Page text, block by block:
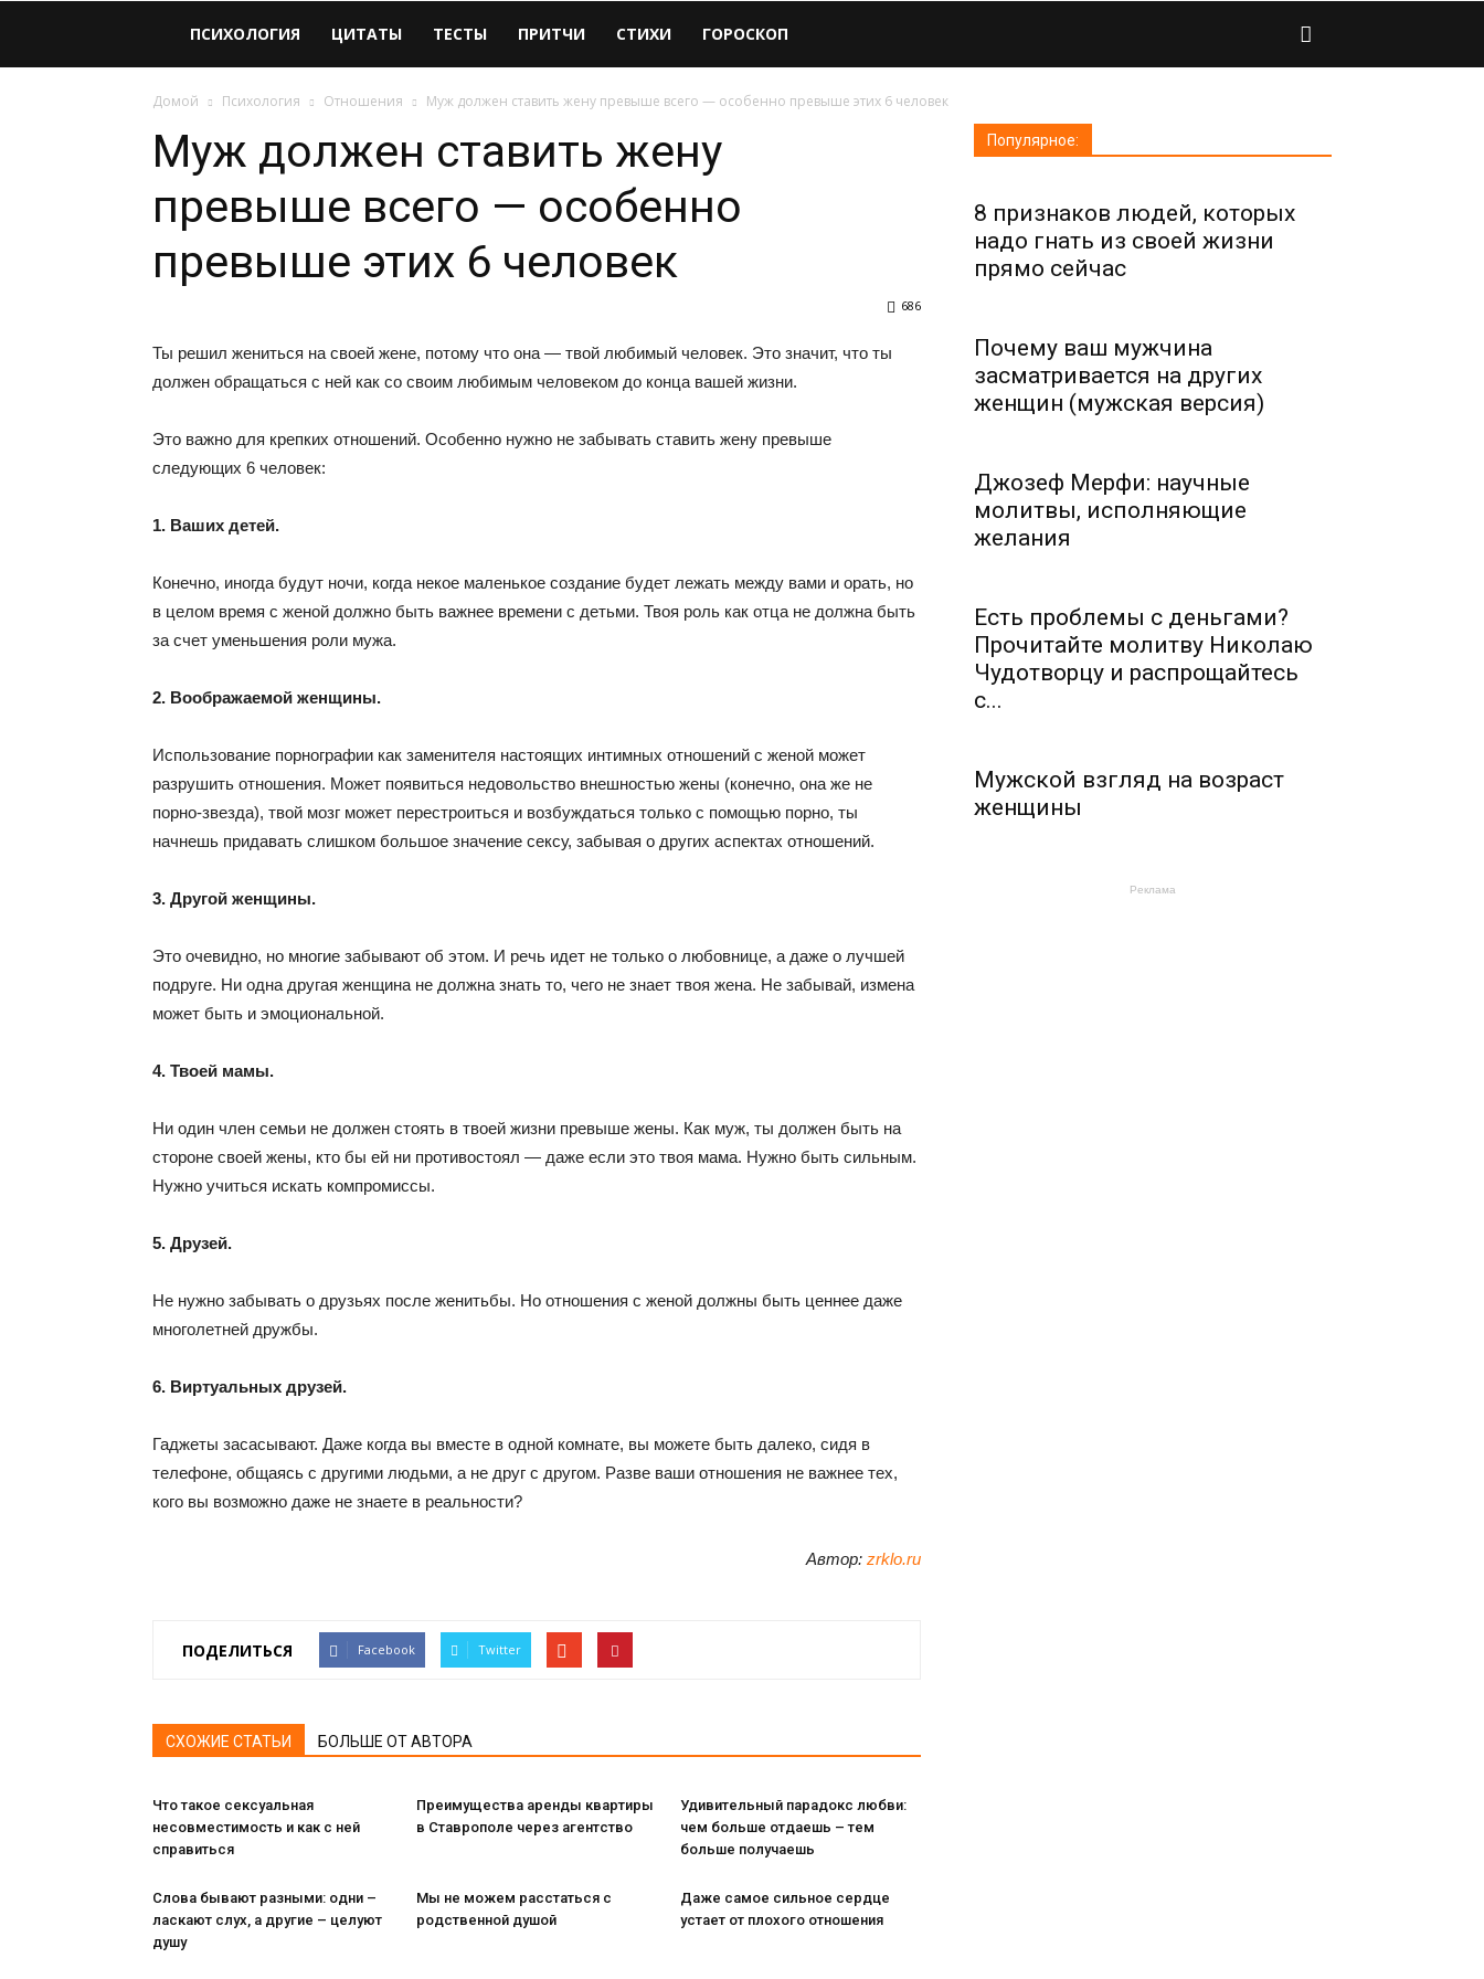
Виолайф
ПСИХОЛОГИЯ ЦИТАТЫ ТЕСТЫ ПРИТЧИ СТИХИ ГОРОСКОП
Домой Психология Отношения Муж должен ставить жену превыше всего — особенно превыше этих 6 человек
Муж должен ставить жену
превыше всего — особенно
превыше этих 6 человек
686
Ты решил жениться на своей жене, потому что она — твой любимый человек. Это значит, что ты
должен обращаться с ней как со своим любимым человеком до конца вашей жизни.
Это важно для крепких отношений. Особенно нужно не забывать ставить жену превыше
следующих 6 человек:
1. Ваших детей.
Конечно, иногда будут ночи, когда некое маленькое создание будет лежать между вами и орать, но
в целом время с женой должно быть важнее времени с детьми. Твоя роль как отца не должна быть
за счет уменьшения роли мужа.
2. Воображаемой женщины.
Использование порнографии как заменителя настоящих интимных отношений с женой может
разрушить отношения. Может появиться недовольство внешностью жены (конечно, она же не
порно-звезда), твой мозг может перестроиться и возбуждаться только с помощью порно, ты
начнешь придавать слишком большое значение сексу, забывая о других аспектах отношений.
3. Другой женщины.
Это очевидно, но многие забывают об этом. И речь идет не только о любовнице, а даже о лучшей
подруге. Ни одна другая женщина не должна знать то, чего не знает твоя жена. Не забывай, измена
может быть и эмоциональной.
4. Твоей мамы.
Ни один член семьи не должен стоять в твоей жизни превыше жены. Как муж, ты должен быть на
стороне своей жены, кто бы ей ни противостоял — даже если это твоя мама. Нужно быть сильным.
Нужно учиться искать компромиссы.
5. Друзей.
Не нужно забывать о друзьях после женитьбы. Но отношения с женой должны быть ценнее даже
многолетней дружбы.
6. Виртуальных друзей.
Гаджеты засасывают. Даже когда вы вместе в одной комнате, вы можете быть далеко, сидя в
телефоне, общаясь с другими людьми, а не друг с другом. Разве ваши отношения не важнее тех,
кого вы возможно даже не знаете в реальности?
Автор: zrklo.ru
ПОДЕЛИТЬСЯ Facebook Twitter
СХОЖИЕ СТАТЬИ БОЛЬШЕ ОТ АВТОРА
Что такое сексуальная
несовместимость и как с ней
справиться
Преимущества аренды квартиры
в Ставрополе через агентство
Удивительный парадокс любви:
чем больше отдаешь – тем
больше получаешь
Слова бывают разными: одни –
ласкают слух, а другие – целуют
душу
Мы не можем расстаться с
родственной душой
Даже самое сильное сердце
устает от плохого отношения
Популярное:
8 признаков людей, которых
надо гнать из своей жизни
прямо сейчас
Почему ваш мужчина
засматривается на других
женщин (мужская версия)
Джозеф Мерфи: научные
молитвы, исполняющие
желания
Есть проблемы с деньгами?
Прочитайте молитву Николаю
Чудотворцу и распрощайтесь
с...
Мужской взгляд на возраст
женщины
Реклама